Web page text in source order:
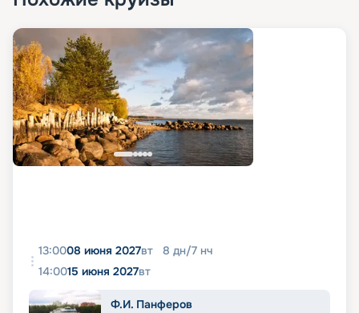
13:0008 июня 2027вт 8 дн/7 нч
14:0015 июня 2027вт
Ф.И. Панферов